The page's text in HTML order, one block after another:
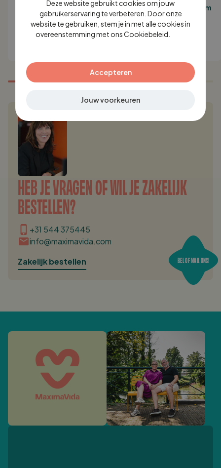
tuinstoel Max okergeel -
doos per 2 stuks
tuintafel Max 150 x 80 cm
okergeel
449,-
HEB JE VRAGEN OF WIL JE ZAKELIJK
BESTELLEN?
+31 544 375445
info@maximavida.com
Zakelijk bestellen
BEL OF MAIL ONS!
ENGLISH
GERMAN
Deze website gebruikt cookies om jouw
gebruikerservaring te verbeteren. Door onze
website te gebruiken, stem je in met alle cookies in
overeenstemming met ons Cookiebeleid.
Accepteren
Jouw voorkeuren